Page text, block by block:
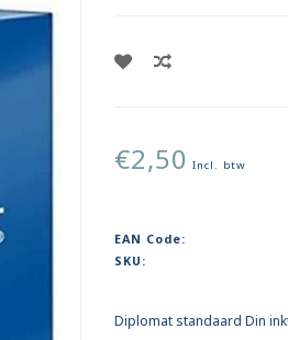
€2,50 Incl. btw
EAN Code:
SKU:
Diplomat standaard Din